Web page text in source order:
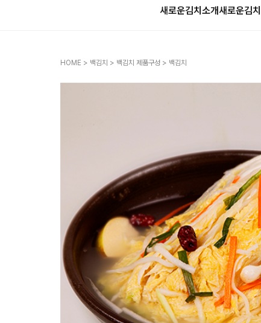
새로운김치소개새로운김치
HOME > 백김치 > 백김치 제품구성 > 백김치